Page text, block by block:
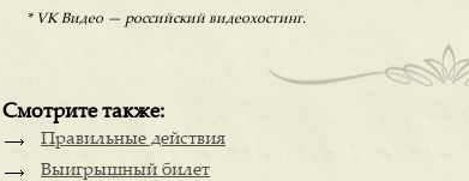
* VK Видео — российский видеохостинг.
Смотрите также:
Правильные действия
Выигрышный билет